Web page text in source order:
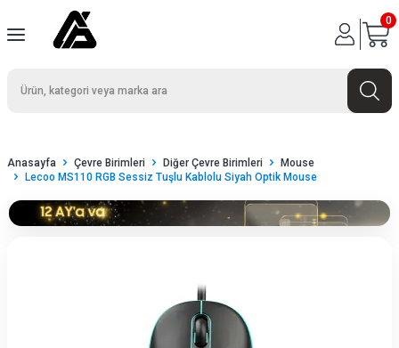
0
Anasayfa Çevre Birimleri Diğer Çevre Birimleri
Mouse
Lecoo MS110 RGB Sessiz Tuşlu Kablolu Siyah Optik Mouse